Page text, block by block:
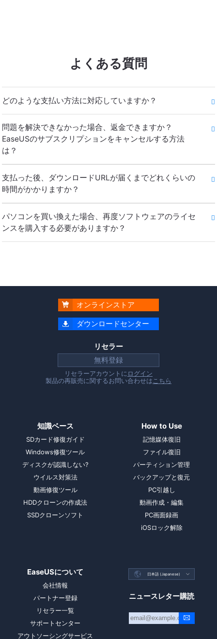
よくある質問
どのような支払い方法に対応していますか？
問題を解決できなかった場合、返金できますか？
EaseUSのサブスクリプションをキャンセルする方法
は？
支払った後、ダウンロードURLが届くまでどれくらいの
時間がかかりますか？
パソコンを買い換えた場合、再度ソフトウェアのライセ
ンスを購入する必要がありますか？
 オンラインストア
 ダウンロードセンター
リセラー
無料登録
リセラーアカウントに ログイン
製品の再販売に関するお問い合わせは こちら
知識ベース
SDカード修復ガイド
Windows修復ツール
ディスクが認識しない?
ウイルス対策法
動画修復ツール
HDDクローンの作成法
SSDクローンソフト
How to Use
記憶媒体復旧
ファイル復旧
パーティション管理
バックアップと復元
PC引越し
動画作成・編集
PC画面録画
iOSロック解除
EaseUSについて
会社情報
パートナー登録
リセラー一覧
サポートセンター
アウトソーシングサービス
 日本語 (Japanese) 
ニュースレター購読